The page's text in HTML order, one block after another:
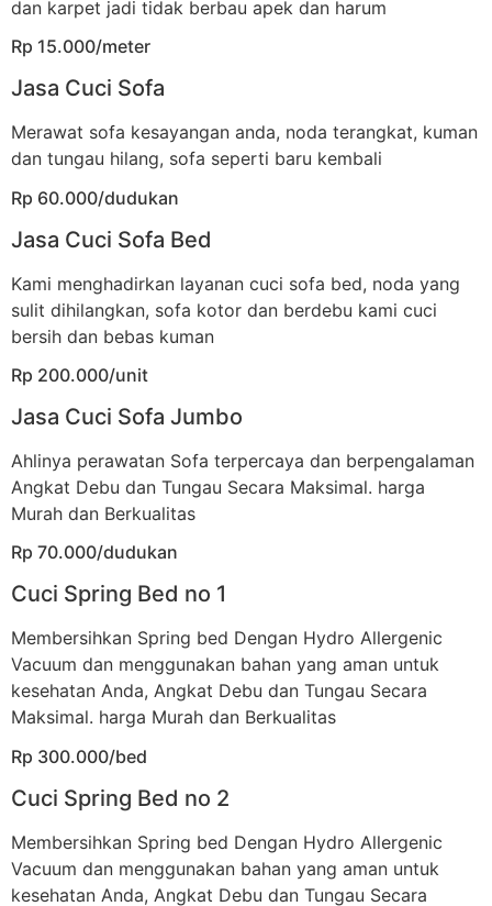
dan karpet jadi tidak berbau apek dan harum
Rp 15.000/meter
Jasa Cuci Sofa
Merawat sofa kesayangan anda, noda terangkat, kuman
dan tungau hilang, sofa seperti baru kembali
Rp 60.000/dudukan
Jasa Cuci Sofa Bed
Kami menghadirkan layanan cuci sofa bed, noda yang
sulit dihilangkan, sofa kotor dan berdebu kami cuci
bersih dan bebas kuman
Rp 200.000/unit
Jasa Cuci Sofa Jumbo
Ahlinya perawatan Sofa terpercaya dan berpengalaman
Angkat Debu dan Tungau Secara Maksimal. harga
Murah dan Berkualitas
Rp 70.000/dudukan
Cuci Spring Bed no 1
Membersihkan Spring bed Dengan Hydro Allergenic
Vacuum dan menggunakan bahan yang aman untuk
kesehatan Anda, Angkat Debu dan Tungau Secara
Maksimal. harga Murah dan Berkualitas
Rp 300.000/bed
Cuci Spring Bed no 2
Membersihkan Spring bed Dengan Hydro Allergenic
Vacuum dan menggunakan bahan yang aman untuk
kesehatan Anda, Angkat Debu dan Tungau Secara